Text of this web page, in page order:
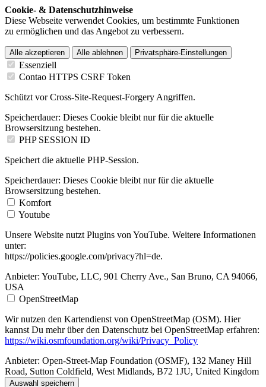
Cookie- & Datenschutzhinweise
Diese Webseite verwendet Cookies, um bestimmte Funktionen
zu ermöglichen und das Angebot zu verbessern.
Alle akzeptieren Alle ablehnen Privatsphäre-Einstellungen
Essenziell
Contao HTTPS CSRF Token
Schützt vor Cross-Site-Request-Forgery Angriffen.
Speicherdauer: Dieses Cookie bleibt nur für die aktuelle
Browsersitzung bestehen.
PHP SESSION ID
Speichert die aktuelle PHP-Session.
Speicherdauer: Dieses Cookie bleibt nur für die aktuelle
Browsersitzung bestehen.
Komfort
Youtube
Unsere Website nutzt Plugins von YouTube. Weitere Informationen
unter:
https://policies.google.com/privacy?hl=de.
Anbieter: YouTube, LLC, 901 Cherry Ave., San Bruno, CA 94066,
USA
OpenStreetMap
Wir nutzen den Kartendienst von OpenStreetMap (OSM). Hier
kannst Du mehr über den Datenschutz bei OpenStreetMap erfahren:
https://wiki.osmfoundation.org/wiki/Privacy_Policy
Anbieter: Open-Street-Map Foundation (OSMF), 132 Maney Hill
Road, Sutton Coldfield, West Midlands, B72 1JU, United Kingdom
Auswahl speichern